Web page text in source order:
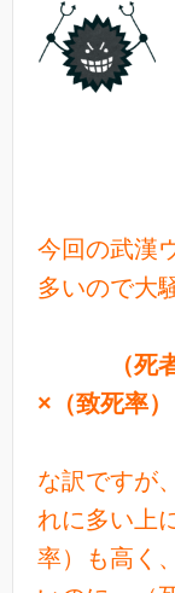
今回の武漢
多いので大
（死者数
×（致死率）
な訳ですが
れに多い上
率）も高く